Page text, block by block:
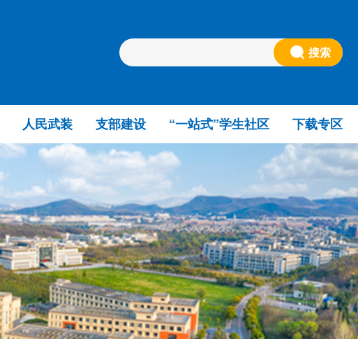
搜索
人民武装 支部建设 “一站式”学生社区 下载专区